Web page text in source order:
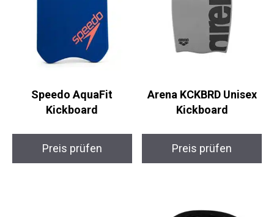
Speedo AquaFit
Kickboard
Preis prüfen
Arena KCKBRD Unisex
Kickboard
Preis prüfen